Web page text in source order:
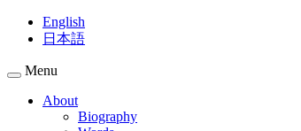
English
日本語
Menu
About
Biography